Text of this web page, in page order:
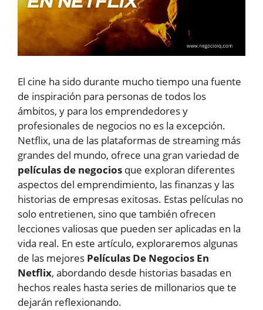
El cine ha sido durante mucho tiempo una fuente
de inspiración para personas de todos los
ámbitos, y para los emprendedores y
profesionales de negocios no es la excepción.
Netflix, una de las plataformas de streaming más
grandes del mundo, ofrece una gran variedad de
películas de negocios que exploran diferentes
aspectos del emprendimiento, las finanzas y las
historias de empresas exitosas. Estas películas no
solo entretienen, sino que también ofrecen
lecciones valiosas que pueden ser aplicadas en la
vida real. En este artículo, exploraremos algunas
de las mejores Películas De Negocios En
Netflix, abordando desde historias basadas en
hechos reales hasta series de millonarios que te
dejarán reflexionando.